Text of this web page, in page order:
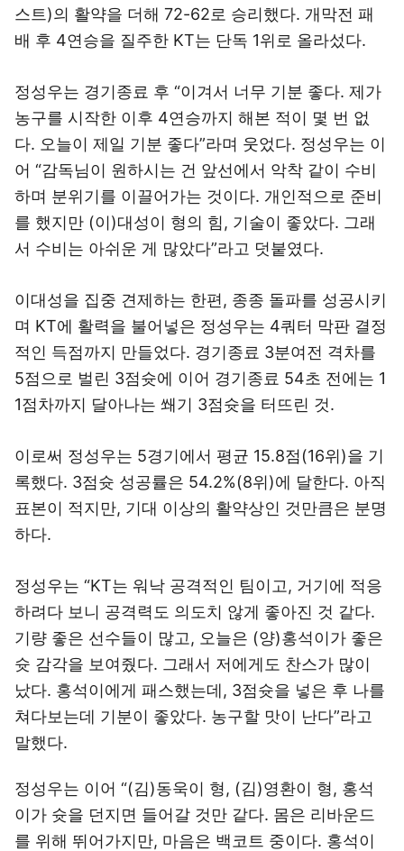
스트)의 활약을 더해 72-62로 승리했다. 개막전 패
배 후 4연승을 질주한 KT는 단독 1위로 올라섰다.
정성우는 경기종료 후 “이겨서 너무 기분 좋다. 제가
농구를 시작한 이후 4연승까지 해본 적이 몇 번 없
다. 오늘이 제일 기분 좋다”라며 웃었다. 정성우는 이
어 “감독님이 원하시는 건 앞선에서 악착 같이 수비
하며 분위기를 이끌어가는 것이다. 개인적으로 준비
를 했지만 (이)대성이 형의 힘, 기술이 좋았다. 그래
서 수비는 아쉬운 게 많았다”라고 덧붙였다.
이대성을 집중 견제하는 한편, 종종 돌파를 성공시키
며 KT에 활력을 불어넣은 정성우는 4쿼터 막판 결정
적인 득점까지 만들었다. 경기종료 3분여전 격차를
5점으로 벌린 3점슛에 이어 경기종료 54초 전에는 1
1점차까지 달아나는 쐐기 3점슛을 터뜨린 것.
이로써 정성우는 5경기에서 평균 15.8점(16위)을 기
록했다. 3점슛 성공률은 54.2%(8위)에 달한다. 아직
표본이 적지만, 기대 이상의 활약상인 것만큼은 분명
하다.
정성우는 “KT는 워낙 공격적인 팀이고, 거기에 적응
하려다 보니 공격력도 의도치 않게 좋아진 것 같다.
기량 좋은 선수들이 많고, 오늘은 (양)홍석이가 좋은
슛 감각을 보여줬다. 그래서 저에게도 찬스가 많이
났다. 홍석이에게 패스했는데, 3점슛을 넣은 후 나를
쳐다보는데 기분이 좋았다. 농구할 맛이 난다”라고
말했다.
정성우는 이어 “(김)동욱이 형, (김)영환이 형, 홍석
이가 슛을 던지면 들어갈 것만 같다. 몸은 리바운드
를 위해 뛰어가지만, 마음은 백코트 중이다. 홍석이